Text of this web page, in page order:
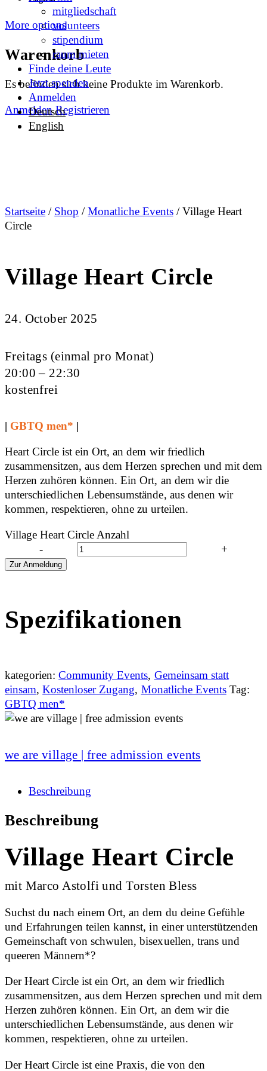
More options
Warenkorb
Es befinden sich keine Produkte im Warenkorb.
Anmelden Registrieren
mitgliedschaft
volunteers
stipendium
raum mieten
Finde deine Leute
Jetzt spenden
Anmelden
Deutsch
English
Startseite / Shop /Monatliche Events/ Village Heart
Circle
Village Heart Circle
24. October 2025
Freitags (einmal pro Monat)
20:00 – 22:30
kostenfrei
| GBTQ men* |
Heart Circle ist ein Ort, an dem wir friedlich
zusammensitzen, aus dem Herzen sprechen und mit dem
Herzen zuhören können. Ein Ort, an dem wir die
unterschiedlichen Lebensumstände, aus denen wir
kommen, respektieren, ohne zu urteilen.
Village Heart Circle Anzahl
-
+
Zur Anmeldung
Spezifikationen
kategorien: Community Events, Gemeinsam statt
einsam,Kostenloser Zugang, Monatliche Events Tag:
GBTQ men*
we are village | free admission events
Beschreibung
Beschreibung
Village Heart Circle
mit Marco Astolfi und Torsten Bless
Suchst du nach einem Ort, an dem du deine Gefühle
und Erfahrungen teilen kannst, in einer unterstützenden
Gemeinschaft von schwulen, bisexuellen, trans und
queeren Männern*?
Der Heart Circle ist ein Ort, an dem wir friedlich
zusammensitzen, aus dem Herzen sprechen und mit dem
Herzen zuhören können. Ein Ort, an dem wir die
unterschiedlichen Lebensumstände, aus denen wir
kommen, respektieren, ohne zu urteilen.
Der Heart Circle ist eine Praxis, die von den